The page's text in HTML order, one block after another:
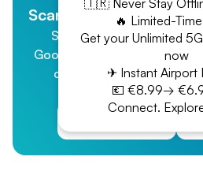
Scarica la nostra App
Stayin Wifi è ora
Google Play! Acquista e
connessione WiFi per
🔥 Limited-
Get your Unlimited
now
✈ Instant Airport
💶 €8.99→
Connect.